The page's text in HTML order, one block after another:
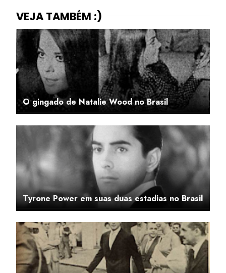
O gingado de Natalie Wood no Brasil
Tyrone Power em suas duas estadias no Brasil